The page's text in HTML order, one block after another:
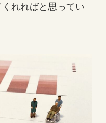
れればと思ってい